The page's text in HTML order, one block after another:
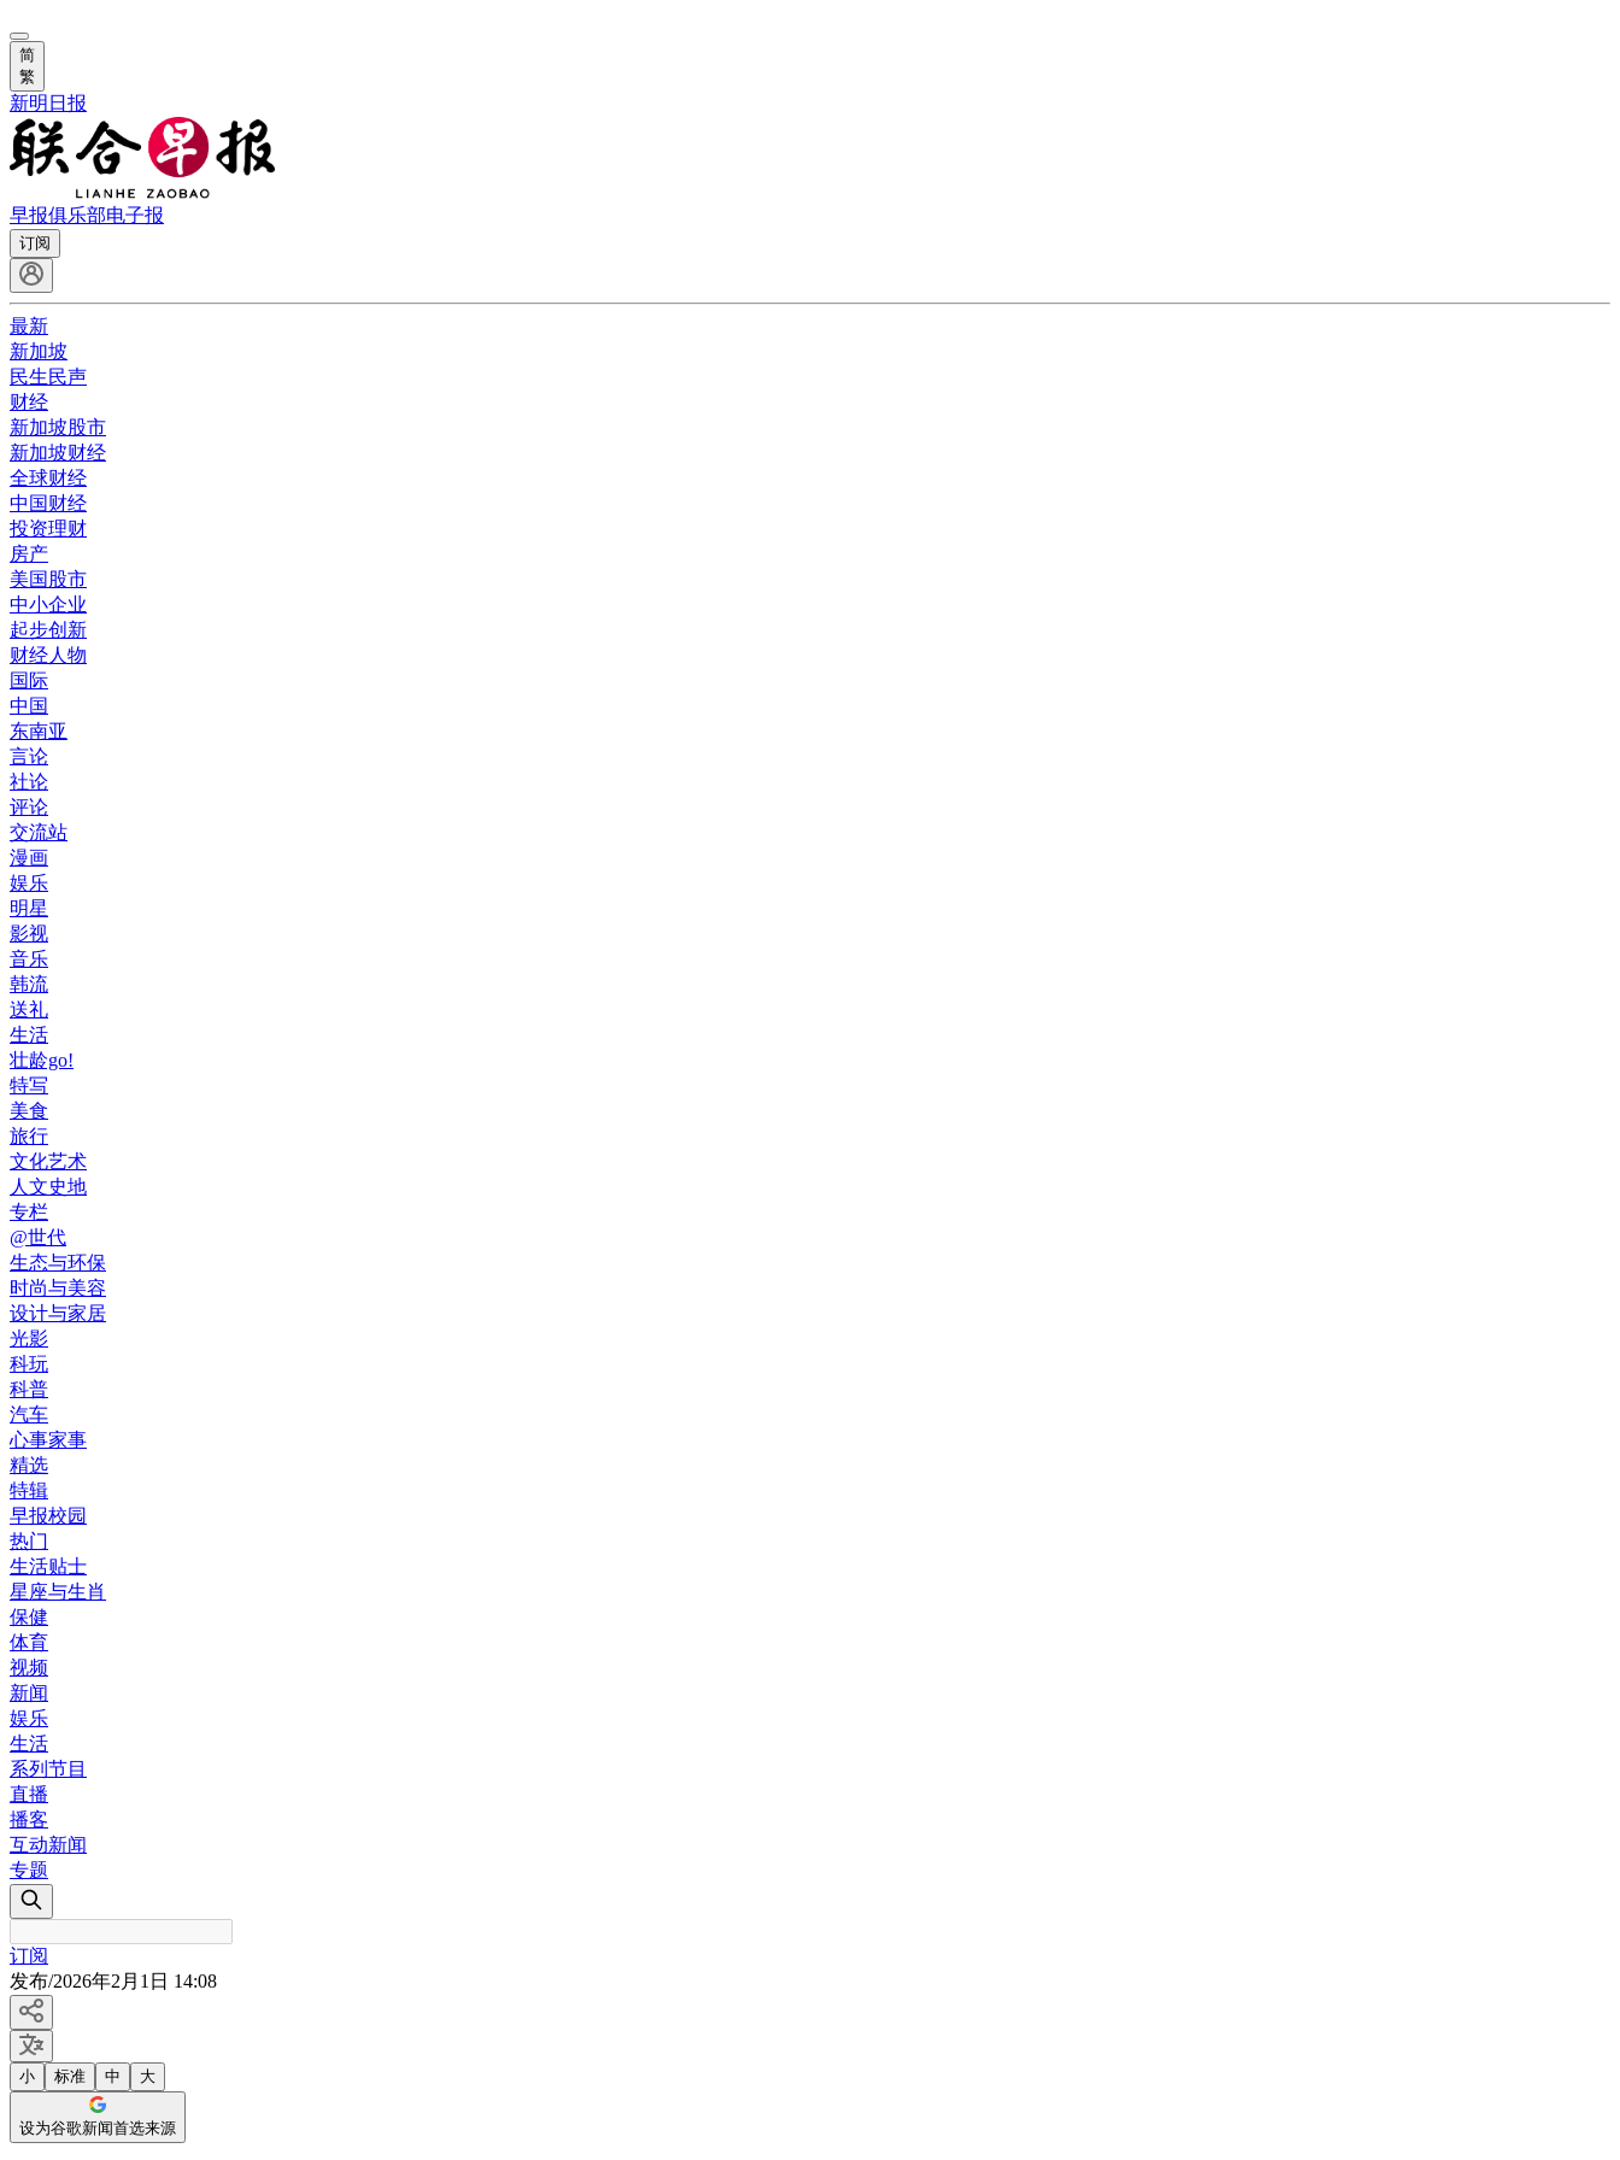
简
繁
新明日报
早报俱乐部电子报
订阅
最新
新加坡
民生民声
财经
新加坡股市
新加坡财经
全球财经
中国财经
投资理财
房产
美国股市
中小企业
起步创新
财经人物
国际
中国
东南亚
言论
社论
评论
交流站
漫画
娱乐
明星
影视
音乐
韩流
送礼
生活
壮龄go!
特写
美食
旅行
文化艺术
人文史地
专栏
@世代
生态与环保
时尚与美容
设计与家居
光影
科玩
科普
汽车
心事家事
精选
特辑
早报校园
热门
生活贴士
星座与生肖
保健
体育
视频
新闻
娱乐
生活
系列节目
直播
播客
互动新闻
专题
订阅
发布/2026年2月1日 14:08
小 标准 中 大
设为谷歌新闻首选来源